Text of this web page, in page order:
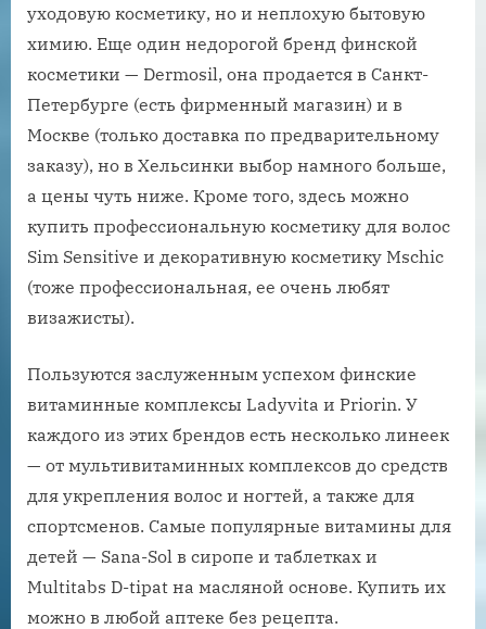
уходовую косметику, но и неплохую бытовую
химию. Еще один недорогой бренд финской
косметики — Dermosil, она продается в Санкт-
Петербурге (есть фирменный магазин) и в
Москве (только доставка по предварительному
заказу), но в Хельсинки выбор намного больше,
а цены чуть ниже. Кроме того, здесь можно
купить профессиональную косметику для волос
Sim Sensitive и декоративную косметику Mschic
(тоже профессиональная, ее очень любят
визажисты).
Пользуются заслуженным успехом финские
витаминные комплексы Ladyvita и Priorin. У
каждого из этих брендов есть несколько линеек
— от мультивитаминных комплексов до средств
для укрепления волос и ногтей, а также для
спортсменов. Самые популярные витамины для
детей — Sana-Sol в сиропе и таблетках и
Multitabs D-tipat на масляной основе. Купить их
можно в любой аптеке без рецепта.